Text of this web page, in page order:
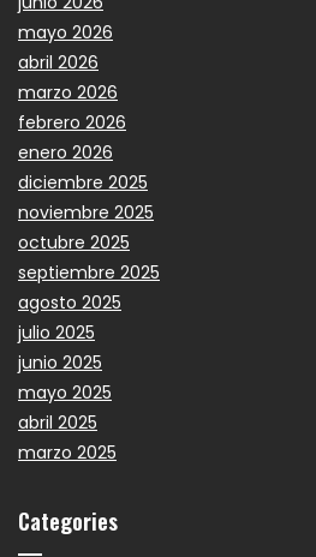
mayo 2026
abril 2026
marzo 2026
febrero 2026
enero 2026
diciembre 2025
noviembre 2025
octubre 2025
septiembre 2025
agosto 2025
julio 2025
junio 2025
mayo 2025
abril 2025
marzo 2025
Categories